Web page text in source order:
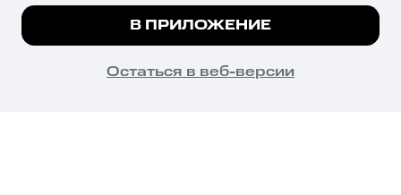
психотропных веществ, их аналогов причиняет вред здоровью,
их незаконный оборот запрещён и влечёт установленную
законодательством ответственность.
© 2026 ООО «КИОН».
Все права защищены
Мы используем куки, чтобы на сайте все
Подробнее
ПОНЯТНО
В ПРИЛОЖЕНИЕ
Остаться в веб-версии